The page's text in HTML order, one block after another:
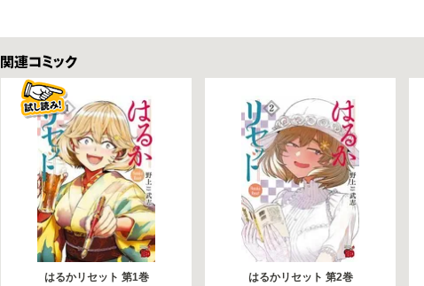
関連コミックス
はるかリセット 第1巻 はるかリセット 第2巻